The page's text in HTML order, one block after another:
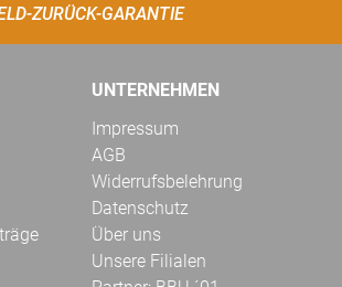
ZURÜCK-GARANTIE
UNTERNEHMEN
Impressum
AGB
Widerrufsbelehrung
Datenschutz
Über uns
Unsere Filialen